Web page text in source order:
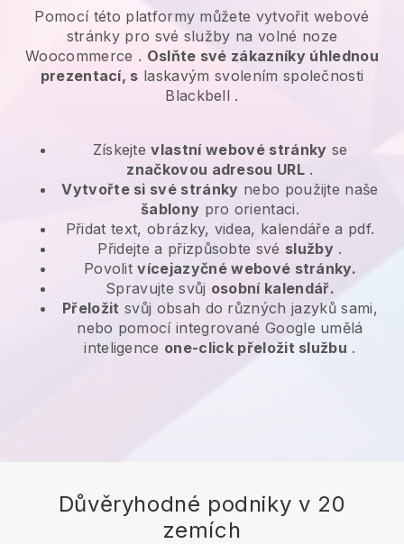
Pomocí této platformy můžete vytvořit webové
stránky pro své služby na volné noze
Woocommerce . Oslňte své zákazníky úhlednou
prezentací, s laskavým svolením společnosti
Blackbell .
Získejtevlastní webové stránky se
značkovou adresou URL .
Vytvořte si své stránky nebo použijte naše
šablony pro orientaci.
Přidat text, obrázky, videa, kalendáře a pdf.
Přidejte a přizpůsobte své služby.
Povolitvícejazyčné webové stránky.
Spravujte svůj osobní kalendář.
Přeložit svůj obsah do různých jazyků sami,
nebo pomocí integrované Google umělá
inteligence one-click přeložit službu .
Důvěryhodné podniky v 20
zemích